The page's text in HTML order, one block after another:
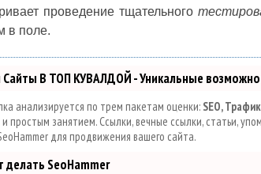
проведение тщательного
в поле.
В ТОП КУВАЛДОЙ - Уникальные
анализируется по трем пакетам оценки: SEO,
простым занятием. Ссылки, вечные ссылки, статьи,
для продвижения вашего сайта.
делать SeoHammer